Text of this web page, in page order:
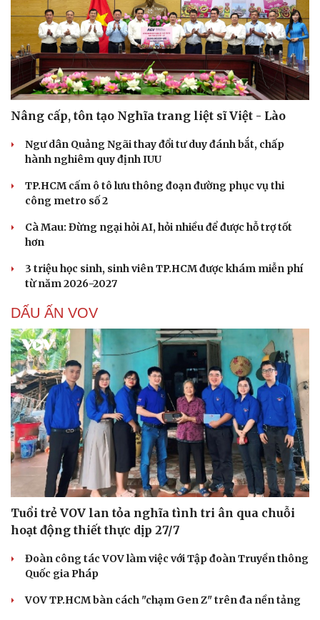
Nâng cấp, tôn tạo Nghĩa trang liệt sĩ Việt - Lào
Ngư dân Quảng Ngãi thay đổi tư duy đánh bắt, chấp
hành nghiêm quy định IUU
TP.HCM cấm ô tô lưu thông đoạn đường phục vụ thi
công metro số 2
Cà Mau: Đừng ngại hỏi AI, hỏi nhiều để được hỗ trợ tốt
hơn
3 triệu học sinh, sinh viên TP.HCM được khám miễn phí
từ năm 2026-2027
DẤU ẤN VOV
Tuổi trẻ VOV lan tỏa nghĩa tình tri ân qua chuỗi
hoạt động thiết thực dịp 27/7
Đoàn công tác VOV làm việc với Tập đoàn Truyền thông
Quốc gia Pháp
VOV TP.HCM bàn cách "chạm Gen Z" trên đa nền tảng